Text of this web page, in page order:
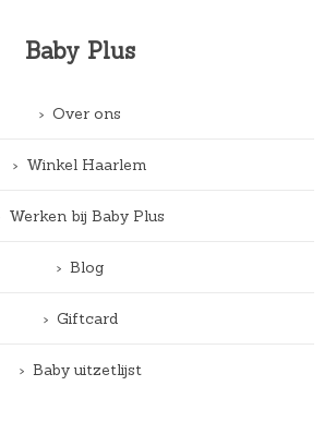
Baby Plus
Over ons
Winkel Haarlem
Werken bij Baby Plus
Blog
Giftcard
Baby uitzetlijst